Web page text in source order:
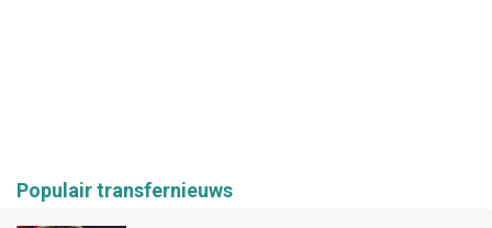
Populair transfernieuws